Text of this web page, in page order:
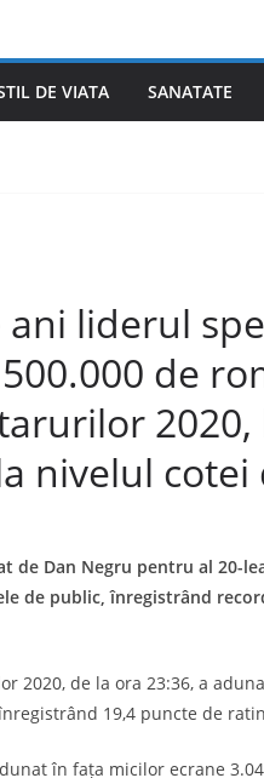
DE VIATA SANATATE
liderul
de
2020,
nivelul cotei
de Dan Negru pentru al 20-
de public, înregistrând
de la ora 23:36, a
19,4 puncte de
în fața micilor ecrane